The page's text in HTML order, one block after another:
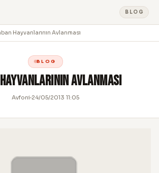
BLOG
Hayvanlarının Avlanması
BLOG
Avlanması
Avfoni 24/05/2013 11:05